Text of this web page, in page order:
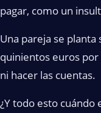
pagar, como un
Una pareja se
quinientos euros
ni hacer las cuentas.
¿Y todo esto cuándo